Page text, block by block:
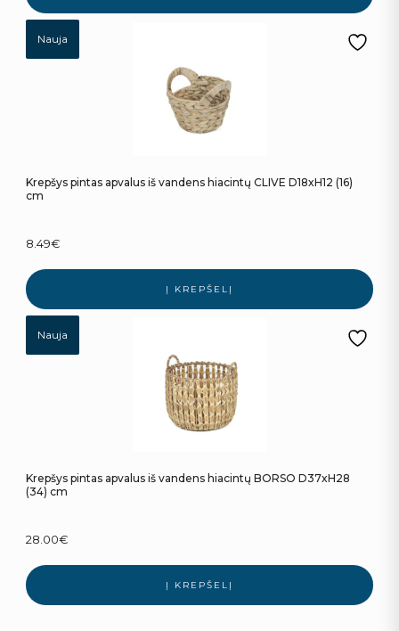
Nauja
Krepšys pintas apvalus iš vandens hiacintų CLIVE D18xH12 (16)
cm
8.49€
Į KREPŠELĮ
Nauja
Krepšys pintas apvalus iš vandens hiacintų BORSO D37xH28
(34) cm
28.00€
Į KREPŠELĮ